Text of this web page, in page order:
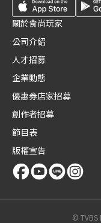
關於食尚玩家
公司介紹
人才招募
企業動態
優惠券店家招募
創作者招募
節目表
版權宣告
© TVBS